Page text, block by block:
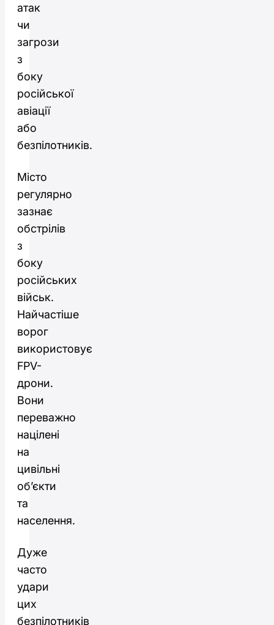
атак
чи
загрози
з
боку
російської
авіації
або
безпілотників.
Місто
регулярно
зазнає
обстрілів
з
боку
російських
військ.
Найчастіше
ворог
використовує
FPV-
дрони.
Вони
переважно
націлені
на
цивільні
об’єкти
та
населення.
Дуже
часто
удари
цих
безпілотників